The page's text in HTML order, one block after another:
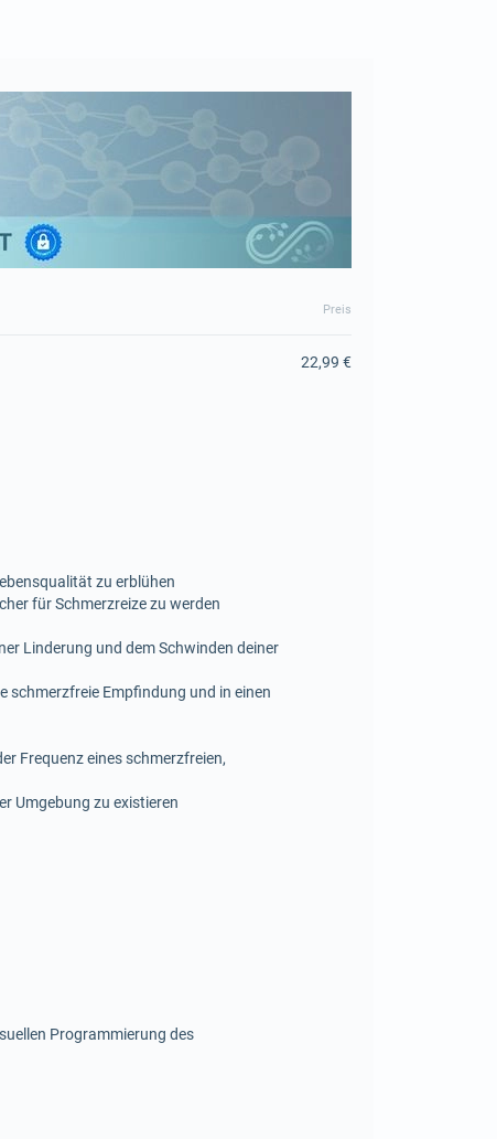
Preis
zu erblühen
für Schmerzreize zu werden
Linderung und dem Schwinden deiner
schmerzfreie Empfindung und in einen
Frequenz eines schmerzfreien,
Umgebung zu existieren
Programmierung des
22,99 €